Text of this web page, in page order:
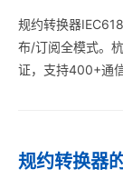
规约转换器
布/订阅全模式。
证，支持400+通
规约转换器